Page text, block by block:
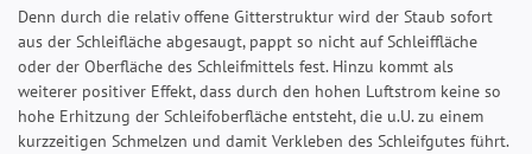
Denn durch die relativ offene Gitterstruktur wird der Staub sofort
aus der Schleifläche abgesaugt, pappt so nicht auf Schleiffläche
oder der Oberfläche des Schleifmittels fest. Hinzu kommt als
weiterer positiver Effekt, dass durch den hohen Luftstrom keine so
hohe Erhitzung der Schleifoberfläche entsteht, die u.U. zu einem
kurzzeitigen Schmelzen und damit Verkleben des Schleifgutes führt.